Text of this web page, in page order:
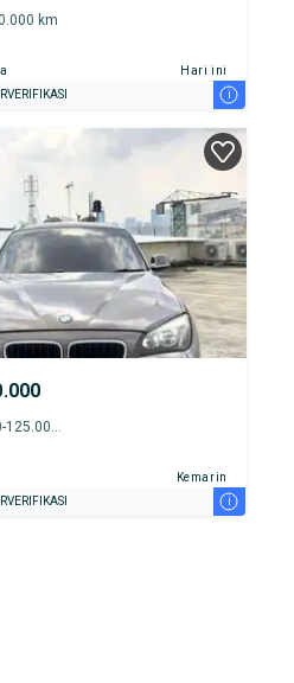
km
Hari ini
i
Kemarin
i